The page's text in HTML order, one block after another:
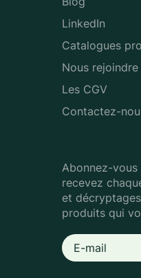
LinkedIn
Catalogues pro
Nous rejoindre
Les CGV
Contactez-
Abonnez-
recevez
et
produits qui